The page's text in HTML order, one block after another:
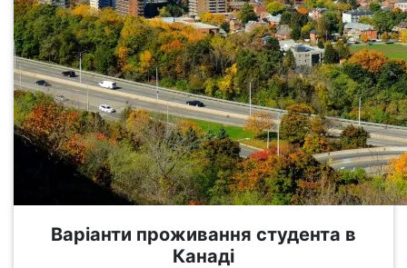
Варіанти проживання студента в
Канаді